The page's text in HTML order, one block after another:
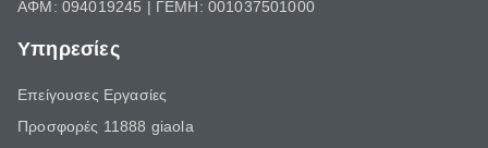
ΑΦΜ: 094019245 | ΓΕΜΗ: 001037501000
Υπηρεσίες
Επείγουσες Εργασίες
Προσφορές 11888 giaola